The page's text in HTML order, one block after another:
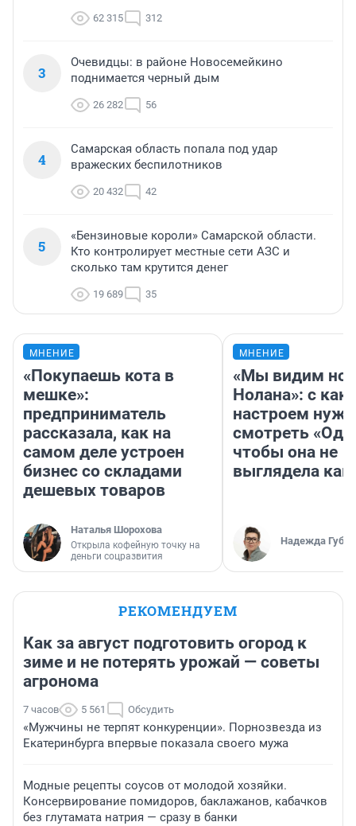
62 315 312
3
Очевидцы: в районе Новосемейкино
поднимается черный дым
26 282 56
4
Самарская область попала под удар
вражеских беспилотников
20 432 42
5
«Бензиновые короли» Самарской области.
Кто контролирует местные сети АЗС и
сколько там крутится денег
19 689 35
МНЕНИЕ
«Покупаешь кота в
мешке»:
предприниматель
рассказала, как на
самом деле устроен
бизнес со складами
дешевых товаров
Наталья Шорохова
Открыла кофейную точку на
деньги соцразвития
МНЕНИЕ
«Мы видим
Нолана»: с
настроем
смотреть
чтобы она не
выглядела как
Надежда
РЕКОМЕНДУЕМ
Как за август подготовить огород к
зиме и не потерять урожай — советы
агронома
7 часов 5 561 Обсудить
«Мужчины не терпят конкуренции». Порнозвезда из
Екатеринбурга впервые показала своего мужа
Модные рецепты соусов от молодой хозяйки.
Консервирование помидоров, баклажанов, кабачков
без глутамата натрия — сразу в банки